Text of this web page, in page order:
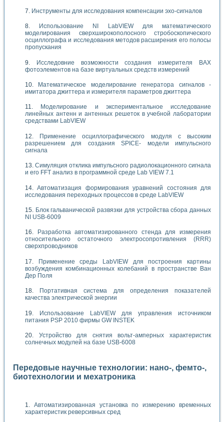
Инструменты для исследования компенсации эхо-сигналов
Использование NI LabVIEW для математического
моделирования сверхширокополосного стробоскопического
осциллографа и исследования методов расширения его полосы
пропускания
Исследовние возможности создания измерителя ВАХ
фотоэлементов на базе виртуальных средств измерений
Математическое моделирование генератора сигналов -
имитатора джиттера и измерителя параметров джиттера
Моделирование и экспериментальное исследование
линейных антенн и антенных решеток в учебной лаборатории
средствами LabVIEW
Применение осциллографического модуля с высоким
разрешением для создания SPICE- модели импульсного
сигнала
Симуляция отклика импульсного радиолокационного сигнала
и его FFT анализ в программной среде Lab VIEW 7.1
Автоматизация формирования уравнений состояния для
исследования переходных процессов в среде LabVIEW
Блок гальванической развязки для устройства сбора данных
NI USB-6009
Разработка автоматизированного стенда для измерения
относительного остаточного электросопротивления (RRR)
сверхпроводников
Применение среды LabVIEW для построения картины
возбуждения комбинационных колебаний в пространстве Ван
Дер Поля
Портативная система для определения показателей
качества электрической энергии
Использование LabVIEW для управления источником
питания PSP 2010 фирмы GW INSTEK
Устройство для снятия вольт-амперных характеристик
солнечных модулей на базе USB-6008
Передовые научные технологии: нано-, фемто-,
биотехнологии и мехатроника
Автоматизированная установка по измерению временных
характеристик реверсивных сред